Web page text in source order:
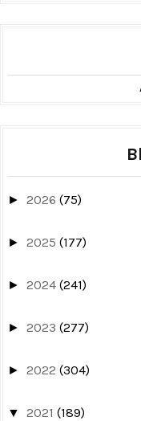
► 2026 (75)
► 2025 (177)
► 2024 (241)
► 2023 (277)
► 2022 (304)
▼ 2021 (189)